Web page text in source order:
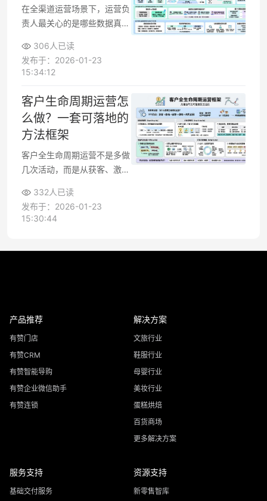
在全渠道运营场景下，运营负
责人最关心的是哪些数据真正
把这些数据变成可执行的运营
动作。构建适合自己业务的全
一评估不同渠道效果、优化资
源分配、持续提升用户体验，
而不是被琐碎报表“淹没”。下
文从指标框架、分析思路到落
地执行，给出一套可直接参考
的实用方法。
306人已读
发布于：2026-01-23
15:34:12
客户生命周期运营怎
么做？一套可落地的
方法框架
客户全生命周期运营不是多做
几次活动，而是从获客、激
一整套方法和流程。想提升转
化率与留存率，需要先搭好阶
332人已读
发布于：2026-01-23
15:30:44
产品推荐
有赞门店
有赞CRM
有赞智能导购
有赞企业微信助手
有赞连锁
解决方案
文旅行业
鞋服行业
母婴行业
美妆行业
蛋糕烘焙
百货商场
更多解决方案
服务支持
基础交付服务
资源支持
新零售智库